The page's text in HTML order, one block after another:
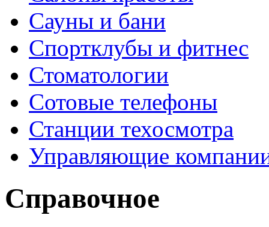
Сауны и бани
Спортклубы и фитнес
Стоматологии
Сотовые телефоны
Станции техосмотра
Управляющие
Справочное